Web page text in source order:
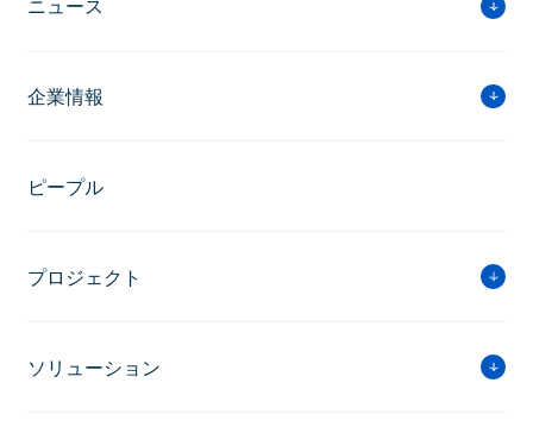
ニュース
企業情報
ピープル
プロジェクト
ソリューション